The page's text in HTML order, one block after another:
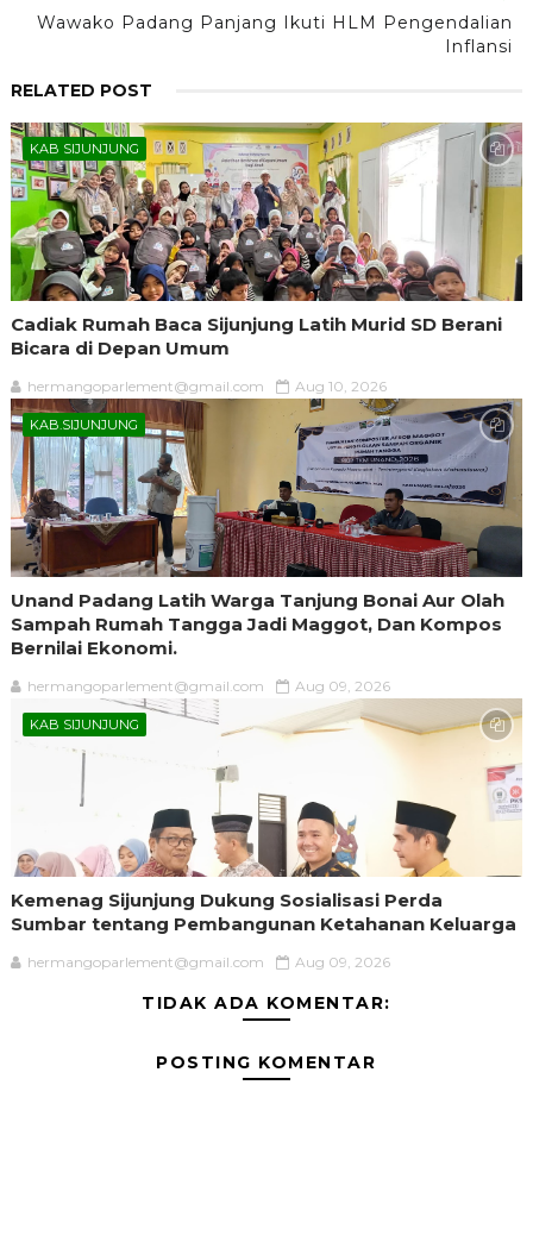
Wawako Padang Panjang Ikuti HLM Pengendalian
Inflansi
RELATED POST
KAB SIJUNJUNG
Cadiak Rumah Baca Sijunjung Latih Murid SD Berani
Bicara di Depan Umum
hermangoparlement@gmail.com Aug 10, 2026
KAB.SIJUNJUNG
Unand Padang Latih Warga Tanjung Bonai Aur Olah
Sampah Rumah Tangga Jadi Maggot, Dan Kompos
Bernilai Ekonomi.
hermangoparlement@gmail.com Aug 09, 2026
KAB SIJUNJUNG
Kemenag Sijunjung Dukung Sosialisasi Perda
Sumbar tentang Pembangunan Ketahanan Keluarga
hermangoparlement@gmail.com Aug 09, 2026
TIDAK ADA KOMENTAR:
POSTING KOMENTAR